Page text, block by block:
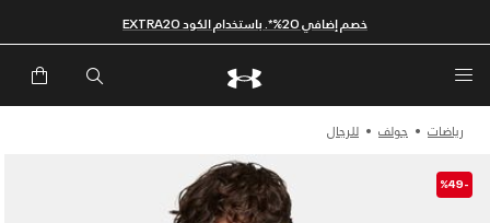
خصم إضافي 20%*. باستخدام الكود EXTRA20
رياضات جولف للرجال
-%49